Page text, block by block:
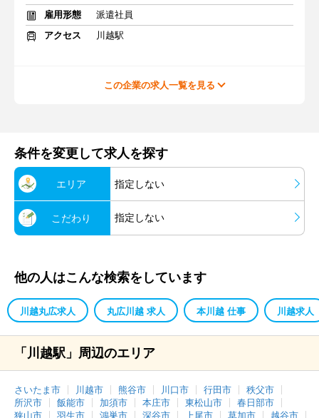
雇用形態
派遣社員
アクセス
川越駅
この企業の求人一覧を見る
条件を変更して求人を探す
エリア 指定しない
こだわり 指定しない
他の人はこんな検索をしています
川越丸広求人 丸広川越 求人 本川越 仕事 川越求人
「川越駅」周辺のエリア
さいたま市 川越市 熊谷市 川口市 行田市
秩父市
所沢市
飯能市 加須市 本庄市 東松山市
春日部市
狭山市
羽生市 鴻巣市 深谷市 上尾市 草加市 越谷市